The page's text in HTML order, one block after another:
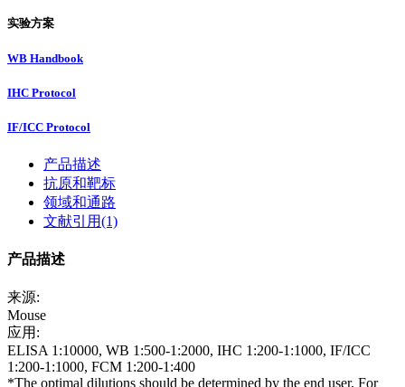
实验方案
WB Handbook
IHC Protocol
IF/ICC Protocol
产品描述
抗原和靶标
领域和通路
文献引用(1)
产品描述
来源:
Mouse
应用:
ELISA 1:10000, WB 1:500-1:2000, IHC 1:200-1:1000, IF/ICC
1:200-1:1000, FCM 1:200-1:400
*The optimal dilutions should be determined by the end user. For